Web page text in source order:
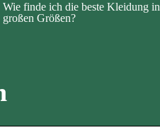
Wie finde ich die beste Kleidung in
großen Größen?